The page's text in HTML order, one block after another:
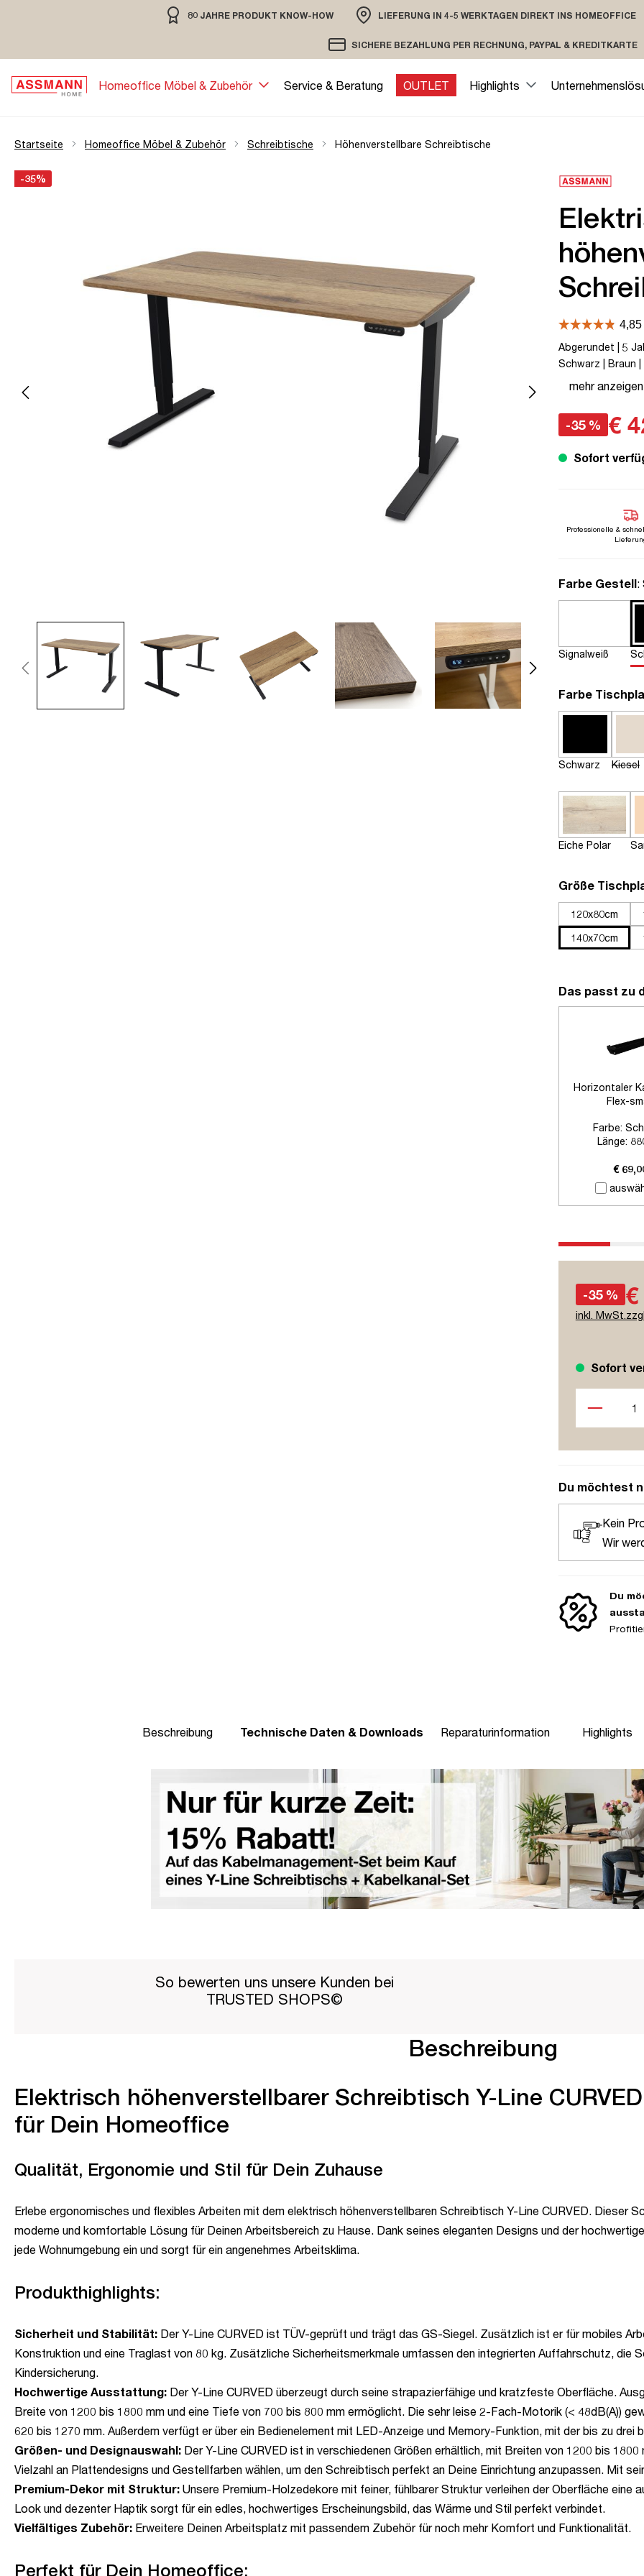
Zur Hauptnavigation springen80 JAHRE PRODUKT KNOW-HOW
80 JAHRE MÖBELBAU MIT TRADITION
LIEFERUNG IN 4-5 WERKTAGEN DIREKT INS HOMEOFFICE
VERSAND PER DHL ODER SPEDITION
SICHERE BEZAHLUNG PER RECHNUNG, PAYPAL & KREDITKARTE
VERSCHLÜSSELTE ÜBERTRAGUNG
Homeoffice Möbel & Zubehör Service & Beratung OUTLET Highlights
Startseite Homeoffice Möbel & Zubehör Schreibtische Höhenverstellbare Schreibtische
Bildergalerie überspringen
Öffne Zoom-Modal
-35%
Abgerundet | 5
Schwarz | Braun
Y-Line | bis zu
Kollisions-
mehr anzeigen
-35 % €
Sofort
Professionelle &
Farbe Gestell:
Signalweiß
Farbe
Schwarz Kiesel
Eiche Polar
Größe
120x80cm
140x70cm
Das passt zu
Horizontaler
Flex-
Farbe:
Länge:
€
-35 % €
inkl.
Sofort
Du möchtest
Kein
Wir
Du
Beschreibung Technische Daten & Downloads Reparaturinformation Highlights
So bewerten uns unsere Kunden bei
TRUSTED SHOPS©
Beschreibung
Elektrisch höhenverstellbarer Schreibtisch Y-Line
für Dein Homeoffice
Qualität, Ergonomie und Stil für Dein Zuhause
Erlebe ergonomisches und flexibles Arbeiten mit dem elektrisch höhenverstellbaren Schreibtisch Y-Line CURVED. Dieser
moderne und komfortable Lösung für Deinen Arbeitsbereich zu Hause. Dank seines eleganten Designs und der
jede Wohnumgebung ein und sorgt für ein angenehmes Arbeitsklima.
Produkthighlights:
Sicherheit und Stabilität: Der Y-Line CURVED ist TÜV-geprüft und trägt das GS-Siegel. Zusätzlich ist er für mobiles
Konstruktion und eine Traglast von 80 kg. Zusätzliche Sicherheitsmerkmale umfassen den integrierten Auffahrschutz,
Kindersicherung.
Hochwertige Ausstattung: Der Y-Line CURVED überzeugt durch seine strapazierfähige und kratzfeste Oberfläche.
Breite von 1200 bis 1800 mm und eine Tiefe von 700 bis 800 mm ermöglicht. Die sehr leise 2-Fach-Motorik (< 48dB(A))
620 bis 1270 mm. Außerdem verfügt er über ein Bedienelement mit LED-Anzeige und Memory-Funktion, mit der bis zu
Größen- und Designauswahl: Der Y-Line CURVED ist in verschiedenen Größen erhältlich, mit Breiten von 1200 bis
Vielzahl an Plattendesigns und Gestellfarben wählen, um den Schreibtisch perfekt an Deine Einrichtung anzupassen. Mit
Premium-Dekor mit Struktur: Unsere Premium-Holzedekore mit feiner, fühlbarer Struktur verleihen der Oberfläche
Look und dezenter Haptik sorgt für ein edles, hochwertiges Erscheinungsbild, das Wärme und Stil perfekt verbindet.
Vielfältiges Zubehör: Erweitere Deinen Arbeitsplatz mit passendem Zubehör für noch mehr Komfort und Funktionalität.
Perfekt für Dein Homeoffice: